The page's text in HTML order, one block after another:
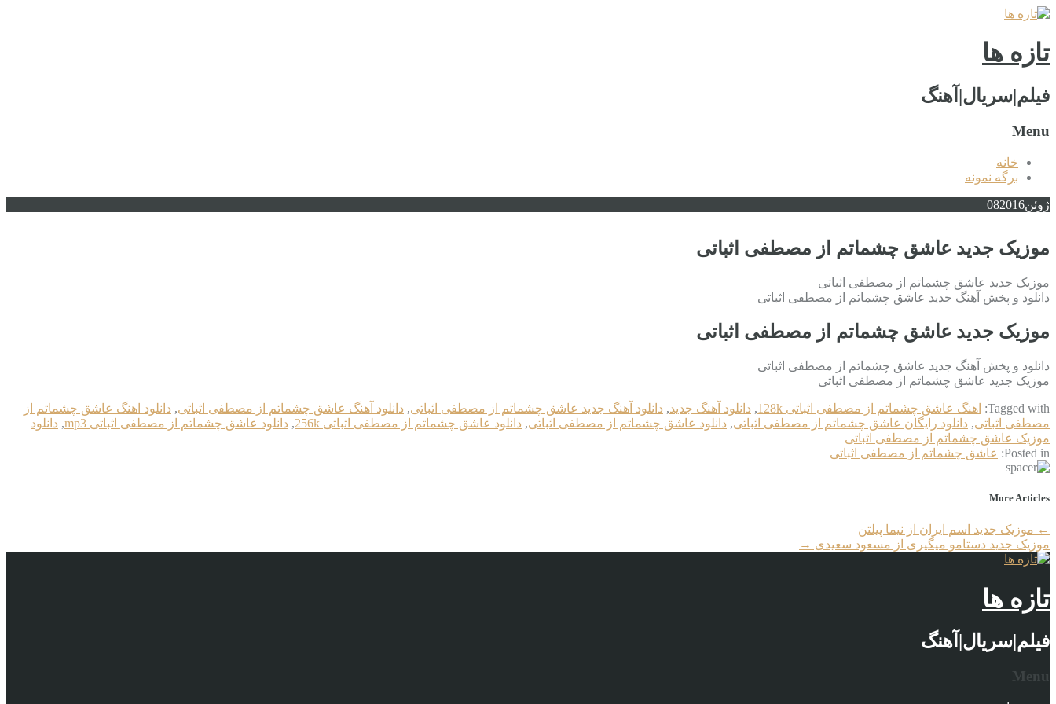
تازه ها
فیلم|سریال|آهنگ
Menu
خانه
برگه نمونه
ژوئن 082016
موزیک جدید عاشق چشماتم از مصطفی اثباتی
موزیک جدید عاشق چشماتم از مصطفی اثباتی
دانلود و پخش آهنگ جدید عاشق چشماتم از مصطفی اثباتی
موزیک جدید عاشق چشماتم از مصطفی اثباتی
دانلود و پخش آهنگ جدید عاشق چشماتم از مصطفی اثباتی
موزیک جدید عاشق چشماتم از مصطفی اثباتی
Tagged with: اهنگ عاشق چشماتم از مصطفی اثباتی 128k , دانلود آهنگ جدید, دانلود آهنگ جدید عاشق چشماتم از مصطفی اثباتی, دانلود آهنگ عاشق چشماتم از مصطفی اثباتی, دانلود اهنگ عاشق چشماتم از
مصطفی اثباتی, دانلود رایگان عاشق چشماتم از مصطفی اثباتی, دانلود عاشق چشماتم از مصطفی اثباتی, دانلود عاشق چشماتم از مصطفی اثباتی 256k , دانلود عاشق چشماتم از مصطفی اثباتی mp3 , دانلود
موزیک عاشق چشماتم از مصطفی اثباتی
Posted in: عاشق چشماتم از مصطفی اثباتی
More Articles
← موزیک جدید اسم ایران از نیما پیلتن
موزیک جدید دستامو میگیری از مسعود سعیدی →
تازه ها
فیلم|سریال|آهنگ
Menu